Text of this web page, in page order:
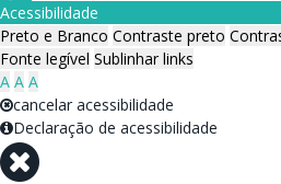
Acessibilidade
Preto e Branco Contraste preto
Fonte legível Sublinhar links
A A A
cancelar acessibilidade
Declaração de acessibilidade